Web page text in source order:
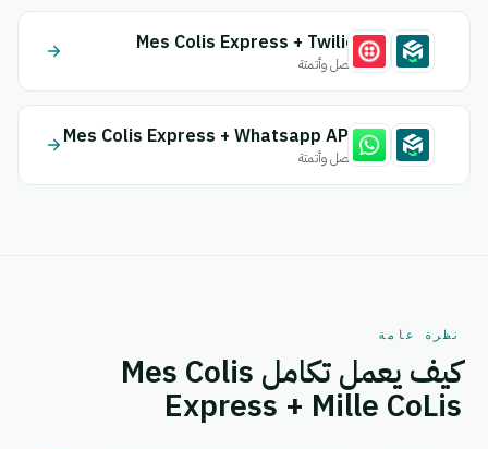
Mes Colis Express + Twilio
اتصل وأتمتة
Mes Colis Express + Whatsapp API
اتصل وأتمتة
نظرة عامة
كيف يعمل تكامل Mes Colis
Express + Mille CoLis